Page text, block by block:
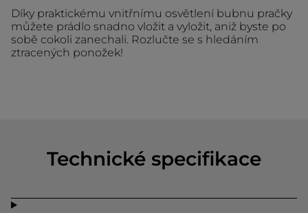
Díky praktickému vnitřnímu osvětlení bubnu pračky
můžete prádlo snadno vložit a vyložit, aniž byste po
sobě cokoli zanechali. Rozlučte se s hledáním
ztracených ponožek!
Technické specifikace